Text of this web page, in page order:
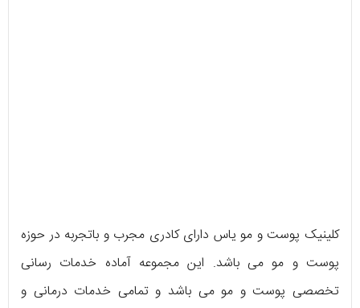
کلینیک پوست و مو یاس دارای کادری مجرب و باتجربه در حوزه
پوست و مو می باشد. این مجموعه آماده خدمات رسانی
تخصصی پوست و مو می باشد و تمامی خدمات درمانی و